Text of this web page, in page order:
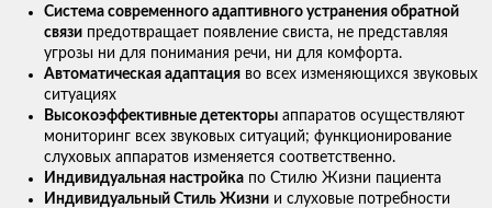
Система современного адаптивного устранения обратной
связи предотвращает появление свиста, не представляя
угрозы ни для понимания речи, ни для комфорта.
Автоматическая адаптация во всех изменяющихся звуковых
ситуациях
Высокоэффективные детекторы аппаратов осуществляют
мониторинг всех звуковых ситуаций; функционирование
слуховых аппаратов изменяется соответственно.
Индивидуальная настройка по Стилю Жизни пациента
Индивидуальный Стиль Жизни и слуховые потребности